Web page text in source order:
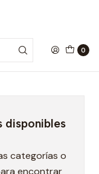
0
disponibles
categorías o
encontrar